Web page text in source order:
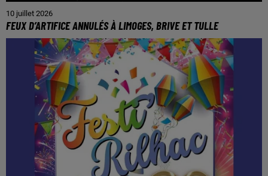
10 juillet 2026
FEUX D’ARTIFICE ANNULÉS À LIMOGES, BRIVE ET TULLE